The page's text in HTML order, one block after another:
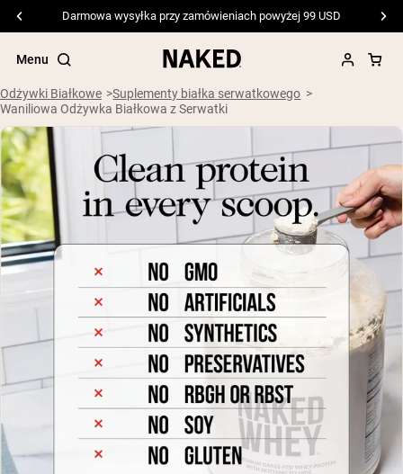
Darmowa wysyłka przy zamówieniach powyżej 99 USD
Menu
Popularne wyszukiwania
”Protein Powder“
”Overnight Oats“
”Vegan protein“
”Collagen“
”Micellar Casein“
ODŻYWKI BIAŁKOWEBestsellery
Białko grochu
Odżywka Białkowa z Serwatki z mleka
krów karmionych trawą
Peptydy kolagenowe
Czekoladowa serwatka z mleka krów
karmionych trawą
Serwatka z trawy karmionej wanilią
Serwatka z mleka krów karmionych
Odżywki Białkowe
Suplementy białka serwatkowego
Waniliowa Odżywka Białkowa z Serwatki